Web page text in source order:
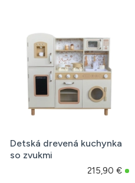
Detská drevená kuchynka
so zvukmi
215,90 €